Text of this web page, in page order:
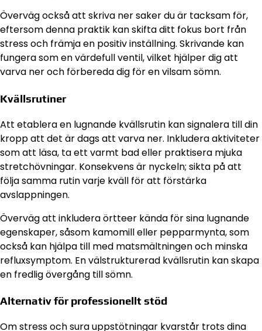
Överväg också att skriva ner saker du är tacksam för,
eftersom denna praktik kan skifta ditt fokus bort från
stress och främja en positiv inställning. Skrivande kan
fungera som en värdefull ventil, vilket hjälper dig att
varva ner och förbereda dig för en vilsam sömn.
Kvällsrutiner
Att etablera en lugnande kvällsrutin kan signalera till din
kropp att det är dags att varva ner. Inkludera aktiviteter
som att läsa, ta ett varmt bad eller praktisera mjuka
stretchövningar. Konsekvens är nyckeln; sikta på att
följa samma rutin varje kväll för att förstärka
avslappningen.
Överväg att inkludera örtteer kända för sina lugnande
egenskaper, såsom kamomill eller pepparmynta, som
också kan hjälpa till med matsmältningen och minska
refluxsymptom. En välstrukturerad kvällsrutin kan skapa
en fredlig övergång till sömn.
Alternativ för professionellt stöd
Om stress och sura uppstötningar kvarstår trots dina